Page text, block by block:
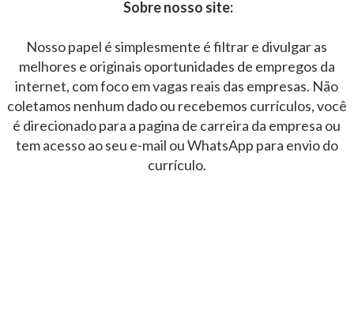
Sobre nosso site:
Nosso papel é simplesmente é filtrar e divulgar as
melhores e originais oportunidades de empregos da
internet, com foco em vagas reais das empresas. Não
coletamos nenhum dado ou recebemos currículos, você
é direcionado para a pagina de carreira da empresa ou
tem acesso ao seu e-mail ou WhatsApp para envio do
currículo.